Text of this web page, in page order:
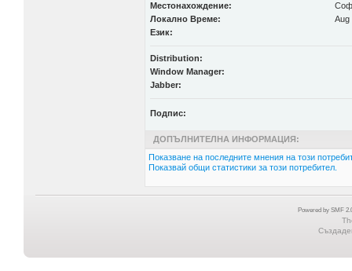
Местонахождение:
Локално Време:
Aug
Език:
Distribution:
Window Manager:
Jabber:
Подпис:
ДОПЪЛНИТЕЛНА ИНФОРМАЦИЯ:
Показване на последните мнения на този
Показвай общи статистики за този потребител.
Powered by SMF